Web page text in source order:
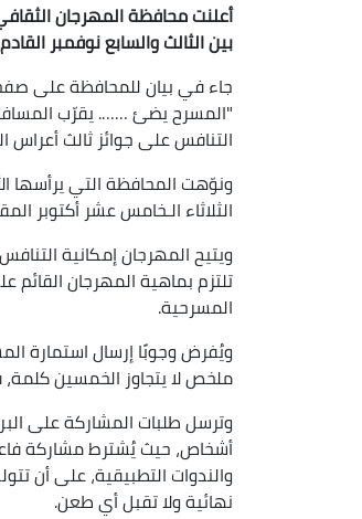
أعلنت محافظة المهرجان
بين الثالث والسابع نوفمبر
جاء في بيان للمحافظة على
"المسرح يضئ ……. يقرّب
التنافس على جوائز ثالث أعراس
ونوّهت المحافظة التي يرأسها
الثلاثاء الـخامس عشر أكتوبر
تلتزم بماهية المهرجان
المسرحية.
ويُفرض وجوبًا إرسال استمارة
ملخص لا يتجاوز الخمسين
وترسل طلبات المشاركة على
أشخاص، حيث يُشترط مشاركة
والندوات التطبيقية، على أن
نهائية ولا تقبل أي طعن.